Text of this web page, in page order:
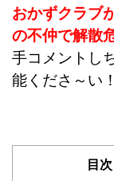
おかずクラブ
の不仲で解散
手コメントし
能くださ～い！
目次